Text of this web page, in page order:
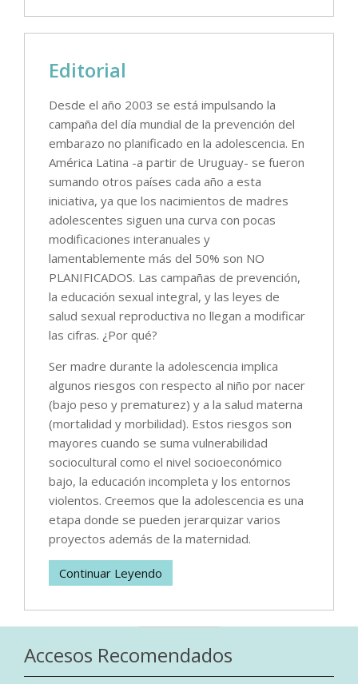
Editorial
Desde el año 2003 se está impulsando la
campaña del día mundial de la prevención del
embarazo no planificado en la adolescencia. En
América Latina -a partir de Uruguay- se fueron
sumando otros países cada año a esta
iniciativa, ya que los nacimientos de madres
adolescentes siguen una curva con pocas
modificaciones interanuales y
lamentablemente más del 50% son NO
PLANIFICADOS. Las campañas de prevención,
la educación sexual integral, y las leyes de
salud sexual reproductiva no llegan a modificar
las cifras. ¿Por qué?
Ser madre durante la adolescencia implica
algunos riesgos con respecto al niño por nacer
(bajo peso y prematurez) y a la salud materna
(mortalidad y morbilidad). Estos riesgos son
mayores cuando se suma vulnerabilidad
sociocultural como el nivel socioeconómico
bajo, la educación incompleta y los entornos
violentos. Creemos que la adolescencia es una
etapa donde se pueden jerarquizar varios
proyectos además de la maternidad.
Continuar Leyendo
Accesos Recomendados